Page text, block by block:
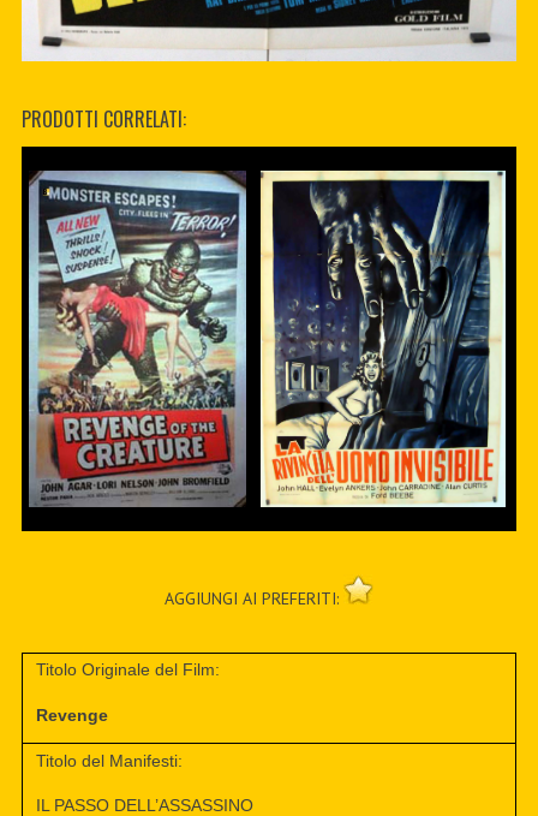
PRODOTTI CORRELATI:
AGGIUNGI AI PREFERITI:
Titolo Originale del Film:
Revenge
Titolo del Manifesti:
IL PASSO DELL’ASSASSINO